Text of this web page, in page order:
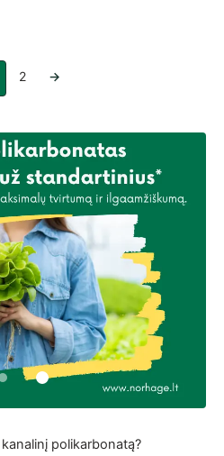
2 →
polikarbonatą?